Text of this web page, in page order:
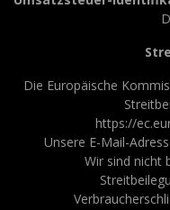
Die Europäische
https://
Unsere E-Mail-
Wir sind nicht